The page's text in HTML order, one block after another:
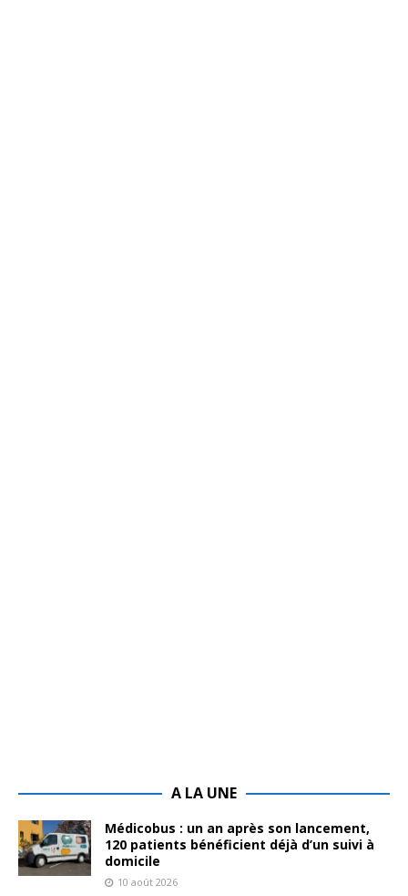
A LA UNE
Médicobus : un an après son lancement,
120 patients bénéficient déjà d’un suivi à
domicile
10 août 2026